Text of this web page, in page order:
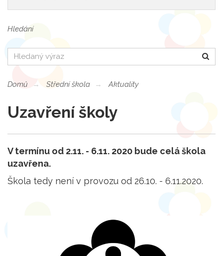
Hledání
Hledat
Domů Střední škola Aktuality
Uzavření školy
V termínu od 2.11. - 6.11. 2020 bude celá škola
uzavřena.
Škola tedy není v provozu od 26.10. - 6.11.2020.